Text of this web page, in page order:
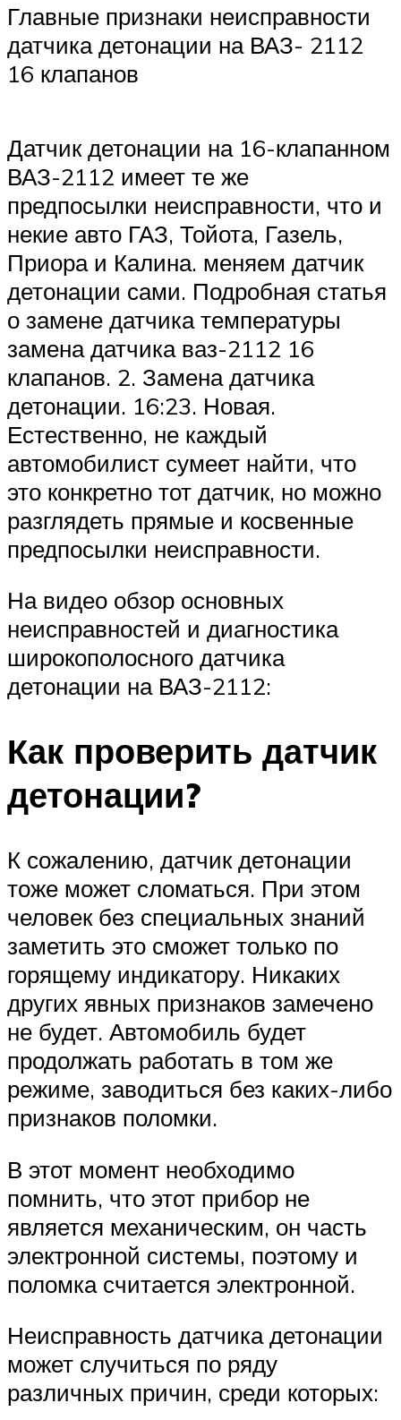
Главные признаки неисправности
датчика детонации на ВАЗ- 2112
16 клапанов
Датчик детонации на 16-клапанном
ВАЗ-2112 имеет те же
предпосылки неисправности, что и
некие авто ГАЗ, Тойота, Газель,
Приора и Калина. меняем датчик
детонации сами. Подробная статья
о замене датчика температуры
замена датчика ваз-2112 16
клапанов. 2. Замена датчика
детонации. 16:23. Новая.
Естественно, не каждый
автомобилист сумеет найти, что
это конкретно тот датчик, но можно
разглядеть прямые и косвенные
предпосылки неисправности.
На видео обзор основных
неисправностей и диагностика
широкополосного датчика
детонации на ВАЗ-2112:
Как проверить датчик
детонации?
К сожалению, датчик детонации
тоже может сломаться. При этом
человек без специальных знаний
заметить это сможет только по
горящему индикатору. Никаких
других явных признаков замечено
не будет. Автомобиль будет
продолжать работать в том же
режиме, заводиться без каких-либо
признаков поломки.
В этот момент необходимо
помнить, что этот прибор не
является механическим, он часть
электронной системы, поэтому и
поломка считается электронной.
Неисправность датчика детонации
может случиться по ряду
различных причин, среди которых: